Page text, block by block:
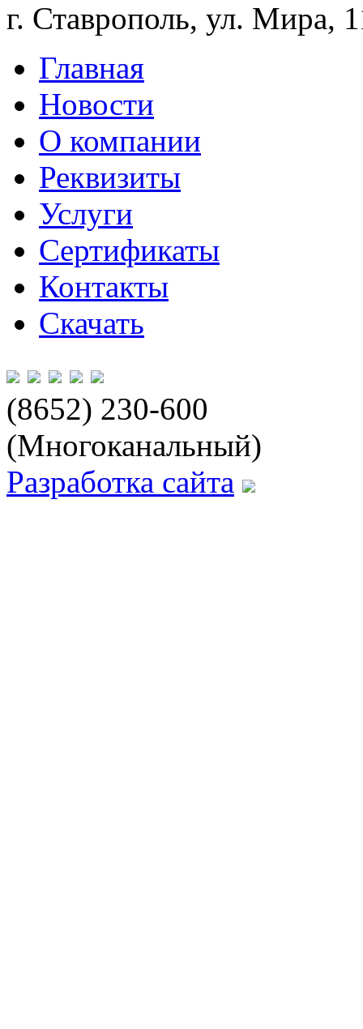
г. Ставрополь, ул. Мира,
Главная
Новости
О компании
Реквизиты
Услуги
Сертификаты
Контакты
Скачать
(8652) 230-600
(Многоканальный)
Разработка сайта